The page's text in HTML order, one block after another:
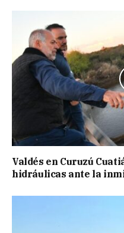
Valdés en Curuzú
hidráulicas ante la